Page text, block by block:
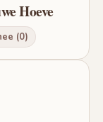
Hoeve
(0)